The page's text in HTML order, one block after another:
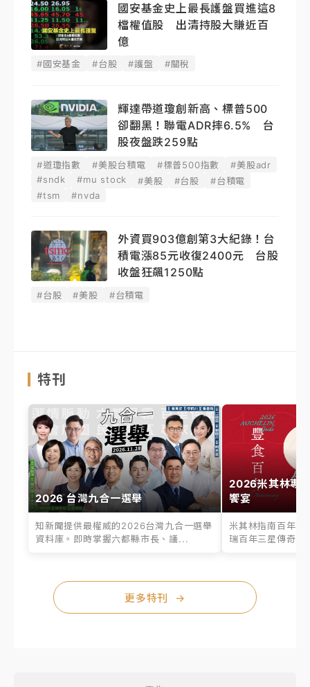
國安基金史上最長護盤買進這8
檔權值股 出清持股大賺近百
億
#國安基金 #台股 #護盤 #關稅
輝達帶道瓊創新高、標普500
卻翻黑！聯電ADR摔6.5% 台
股夜盤跌259點
#道瓊指數 #美股台積電 #標普500指數
#美股adr
#sndk
#mu stock #美股 #台股
#台積電
#tsm
#nvda
外資買903億創第3大紀錄！台
積電漲85元收復2400元 台股
收盤狂飆1250點
#台股 #美股 #台積電
特刊
2026 台灣九合一選舉
知新聞提供最權威的2026台灣九合一選舉
資料庫。即時掌握六都縣市長、議...
2026米其林專
饗宴
米其林指南百年之
瑞百年三星傳奇、
更多特刊 →